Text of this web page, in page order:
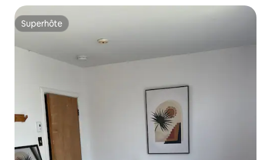
Superhôte
Superhôte